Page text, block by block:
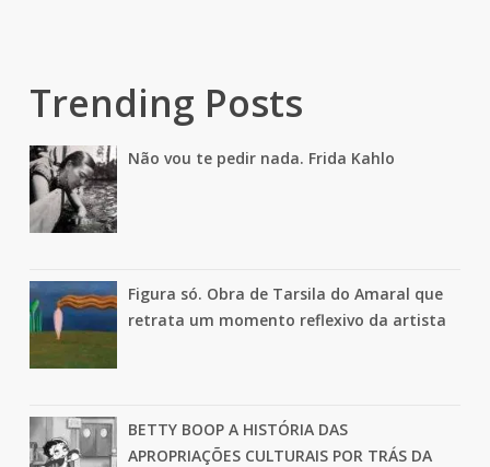
Trending Posts
Não vou te pedir nada. Frida Kahlo
Figura só. Obra de Tarsila do Amaral que
retrata um momento reflexivo da artista
BETTY BOOP A HISTÓRIA DAS
APROPRIAÇÕES CULTURAIS POR TRÁS DA